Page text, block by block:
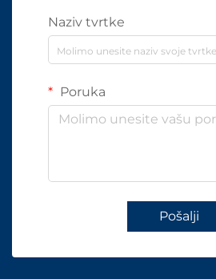
Naziv tvrtke
Poruka
Pošalji